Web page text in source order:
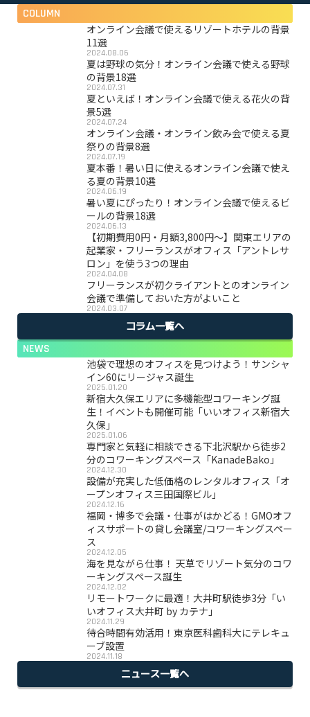
COLUMN
オンライン会議で使えるリゾートホテルの背景
11選
2024.08.06
夏は野球の気分！オンライン会議で使える野球
の背景18選
2024.07.31
夏といえば！オンライン会議で使える花火の背
景5選
2024.07.24
オンライン会議・オンライン飲み会で使える夏
祭りの背景8選
2024.07.19
夏本番！暑い日に使えるオンライン会議で使え
る夏の背景10選
2024.06.19
暑い夏にぴったり！オンライン会議で使えるビ
ールの背景18選
2024.06.13
【初期費用0円・月額3,800円〜】関東エリアの
起業家・フリーランスがオフィス「アントレサ
ロン」を使う3つの理由
2024.04.08
フリーランスが初クライアントとのオンライン
会議で準備しておいた方がよいこと
2024.03.07
コラム一覧へ
NEWS
池袋で理想のオフィスを見つけよう！サンシャ
イン60にリージャス誕生
2025.01.20
新宿大久保エリアに多機能型コワーキング誕
生！イベントも開催可能「いいオフィス新宿大
久保」
2025.01.06
専門家と気軽に相談できる下北沢駅から徒歩2
分のコワーキングスペース「KanadeBako」
2024.12.30
設備が充実した低価格のレンタルオフィス「オ
ープンオフィス三田国際ビル」
2024.12.16
福岡・博多で会議・仕事がはかどる！GMOオフ
ィスサポートの貸し会議室/コワーキングスペー
ス
2024.12.05
海を見ながら仕事！ 天草でリゾート気分のコワ
ーキングスペース誕生
2024.12.02
リモートワークに最適！大井町駅徒歩3分「い
いオフィス大井町 by カテナ」
2024.11.29
待合時間有効活用！東京医科歯科大にテレキュ
ーブ設置
2024.11.18
ニュース一覧へ